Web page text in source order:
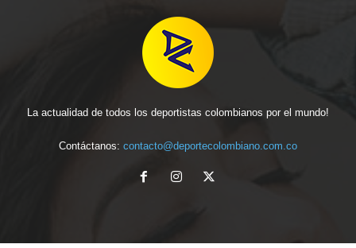
La actualidad de todos los deportistas colombianos por el mundo!
Contáctanos: contacto@deportecolombiano.com.co